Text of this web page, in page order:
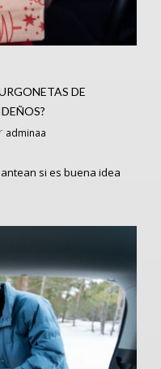
DE
adminaa
si es buena idea